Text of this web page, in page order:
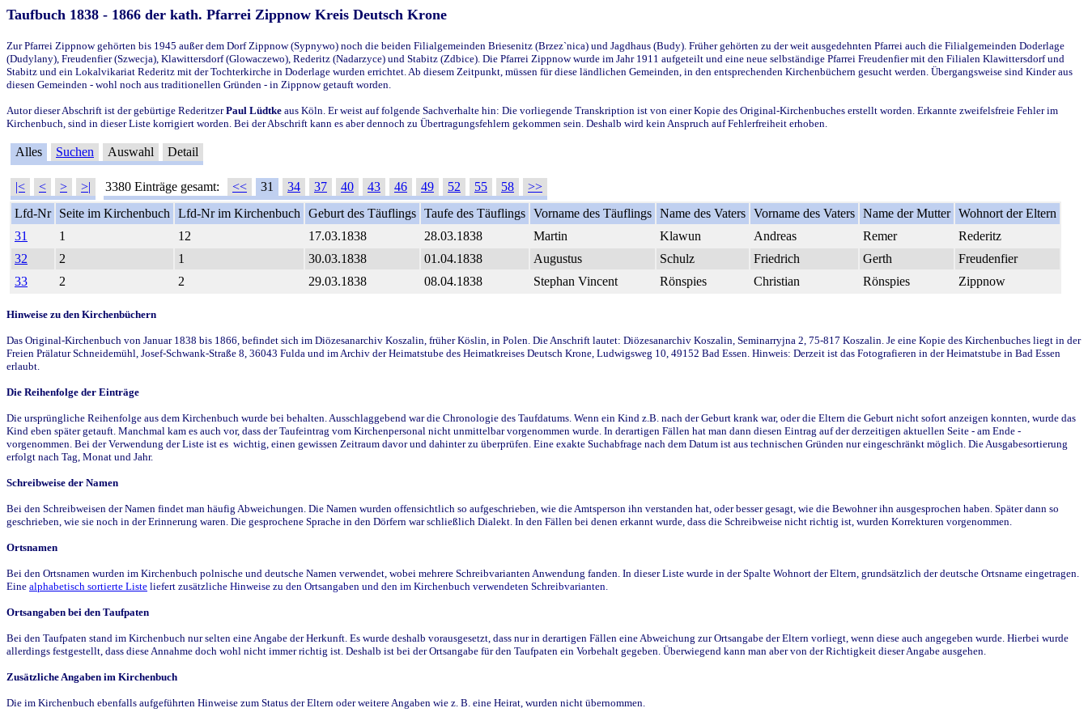
Taufbuch 1838 - 1866 der kath. Pfarrei Zippnow Kreis Deutsch Krone
Zur Pfarrei Zippnow gehörten bis 1945 außer dem Dorf Zippnow (Sypnywo) noch die beiden Filialgemeinden Briesenitz (Brzez`nica) und Jagdhaus (Budy). Früher gehörten zu der weit ausgedehnten Pfarrei auch die Filialgemeinden Doderlage
(Dudylany), Freudenfier (Szwecja), Klawittersdorf (Glowaczewo), Rederitz (Nadarzyce) und Stabitz (Zdbice). Die Pfarrei Zippnow wurde im Jahr 1911 aufgeteilt und eine neue selbständige Pfarrei Freudenfier mit den Filialen Klawittersdorf und
Stabitz und ein Lokalvikariat Rederitz mit der Tochterkirche in Doderlage wurden errichtet. Ab diesem Zeitpunkt, müssen für diese ländlichen Gemeinden, in den entsprechenden Kirchenbüchern gesucht werden. Übergangsweise sind Kinder aus
diesen Gemeinden - wohl noch aus traditionellen Gründen - in Zippnow getauft worden.
Autor dieser Abschrift ist der gebürtige RederitzerPaul Lüdtke aus Köln. Er weist auf folgende Sachverhalte hin: Die vorliegende Transkription ist von einer Kopie des Original-Kirchenbuches erstellt worden. Erkannte zweifelsfreie Fehler im
Kirchenbuch, sind in dieser Liste korrigiert worden. Bei der Abschrift kann es aber dennoch zu Übertragungsfehlern gekommen sein. Deshalb wird kein Anspruch auf Fehlerfreiheit erhoben.
Alles Suchen Auswahl Detail
|< < > >| 3380 Einträge gesamt: << 31 34 37 40 43 46 49 52 55 58
>>
Lfd-Nr
Seite im Kirchenbuch Lfd-Nr im Kirchenbuch Geburt des Täuflings Taufe des Täuflings Vorname des Täuflings Name des Vaters Vorname des Vaters Name der Mutter Wohnort der Eltern
31
1 12 17.03.1838 28.03.1838 Martin Klawun Andreas Remer
Rederitz
32
2 1 30.03.1838 01.04.1838 Augustus Schulz Friedrich Gerth
Freudenfier
33
2 2 29.03.1838 08.04.1838 Stephan Vincent Rönspies Christian Rönspies Zippnow
Hinweise zu den Kirchenbüchern
Das Original-Kirchenbuch von Januar 1838 bis 1866, befindet sich im Diözesanarchiv Koszalin, früher Köslin, in Polen. Die Anschrift lautet: Diözesanarchiv Koszalin, Seminarryjna 2, 75-817 Koszalin. Je eine Kopie des Kirchenbuches liegt in der
Freien Prälatur Schneidemühl, Josef-Schwank-Straße 8, 36043 Fulda und im Archiv der Heimatstube des Heimatkreises Deutsch Krone, Ludwigsweg 10, 49152 Bad Essen. Hinweis: Derzeit ist das Fotografieren in der Heimatstube in Bad Essen
erlaubt.
Die Reihenfolge der Einträge
Die ursprüngliche Reihenfolge aus dem Kirchenbuch wurde bei behalten. Ausschlaggebend war die Chronologie des Taufdatums. Wenn ein Kind z.B. nach der Geburt krank war, oder die Eltern die Geburt nicht sofort anzeigen konnten, wurde das
Kind eben später getauft. Manchmal kam es auch vor, dass der Taufeintrag vom Kirchenpersonal nicht unmittelbar vorgenommen wurde. In derartigen Fällen hat man dann diesen Eintrag auf der derzeitigen aktuellen Seite - am Ende -
vorgenommen. Bei der Verwendung der Liste ist es wichtig, einen gewissen Zeitraum davor und dahinter zu überprüfen. Eine exakte Suchabfrage nach dem Datum ist aus technischen Gründen nur eingeschränkt möglich. Die Ausgabesortierung
erfolgt nach Tag, Monat und Jahr.
Schreibweise der Namen
Bei den Schreibweisen der Namen findet man häufig Abweichungen. Die Namen wurden offensichtlich so aufgeschrieben, wie die Amtsperson ihn verstanden hat, oder besser gesagt, wie die Bewohner ihn ausgesprochen haben. Später dann so
geschrieben, wie sie noch in der Erinnerung waren. Die gesprochene Sprache in den Dörfern war schließlich Dialekt. In den Fällen bei denen erkannt wurde, dass die Schreibweise nicht richtig ist, wurden Korrekturen vorgenommen.
Ortsnamen
Bei den Ortsnamen wurden im Kirchenbuch polnische und deutsche Namen verwendet, wobei mehrere Schreibvarianten Anwendung fanden. In dieser Liste wurde in der Spalte Wohnort der Eltern, grundsätzlich der deutsche Ortsname eingetragen.
Eine alphabetisch sortierte Liste liefert zusätzliche Hinweise zu den Ortsangaben und den im Kirchenbuch verwendeten Schreibvarianten.
Ortsangaben bei den Taufpaten
Bei den Taufpaten stand im Kirchenbuch nur selten eine Angabe der Herkunft. Es wurde deshalb vorausgesetzt, dass nur in derartigen Fällen eine Abweichung zur Ortsangabe der Eltern vorliegt, wenn diese auch angegeben wurde. Hierbei wurde
allerdings festgestellt, dass diese Annahme doch wohl nicht immer richtig ist. Deshalb ist bei der Ortsangabe für den Taufpaten ein Vorbehalt gegeben. Überwiegend kann man aber von der Richtigkeit dieser Angabe ausgehen.
Zusätzliche Angaben im Kirchenbuch
Die im Kirchenbuch ebenfalls aufgeführten Hinweise zum Status der Eltern oder weitere Angaben wie z. B. eine Heirat, wurden nicht übernommen.